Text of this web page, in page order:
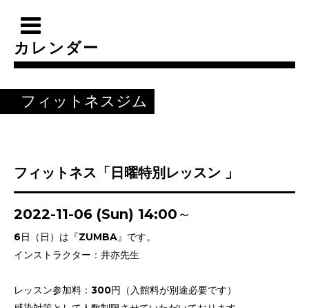
カレンダー
フィットネスジム
フィットネス「日曜特別レッスン 」
2022-11-06 (Sun) 14:00～
6日（日）は『ZUMBA』です。
インストラクター：井亦先生
レッスン参加料：300円（入館料が別途必要です）